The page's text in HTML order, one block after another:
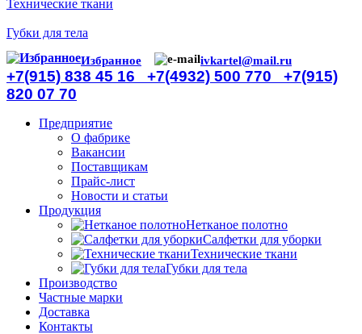
Технические ткани
Губки для тела
Избранное ivkartel@mail.ru
+7(915) 838 45 16 +7(4932) 500 770 +7(915)
820 07 70
Предприятие
О фабрике
Вакансии
Поставщикам
Прайс-лист
Новости и статьи
Продукция
Нетканое полотно
Салфетки для уборки
Технические ткани
Губки для тела
Производство
Частные марки
Доставка
Контакты